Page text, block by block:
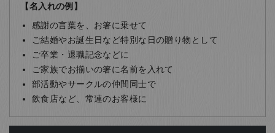
【名入れの例】
感謝の言葉を、お箸に乗せて
ご結婚やお誕生日など特別な日の贈り物として
ご卒業・退職記念などに
ご家族でお揃いの箸に名前を入れて
部活動やサークルの仲間同士で
飲食店など、常連のお客様に